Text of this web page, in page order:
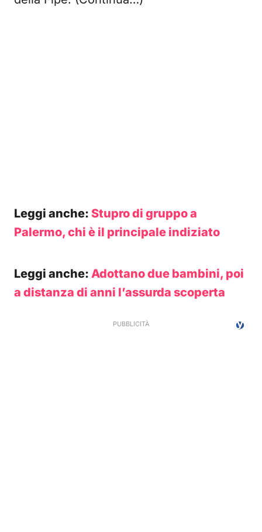
Leggi anche: Stupro di gruppo a
Palermo, chi è il principale indiziato
Leggi anche: Adottano due bambini, poi
a distanza di anni l’assurda scoperta